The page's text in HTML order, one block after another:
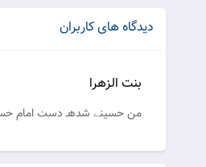
دیدگاه های کاربران
بنت الزهرا
من حسینے شدهـ دسٺ